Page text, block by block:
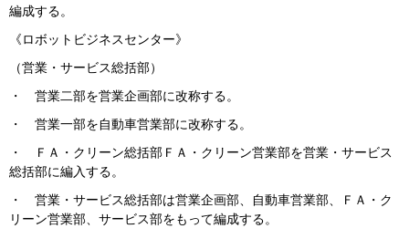
編成する。
《ロボットビジネスセンター》
（営業・サービス総括部）
・ 営業二部を営業企画部に改称する。
・ 営業一部を自動車営業部に改称する。
・ ＦＡ・クリーン総括部ＦＡ・クリーン営業部を営業・サービス
総括部に編入する。
・ 営業・サービス総括部は営業企画部、自動車営業部、ＦＡ・ク
リーン営業部、サービス部をもって編成する。